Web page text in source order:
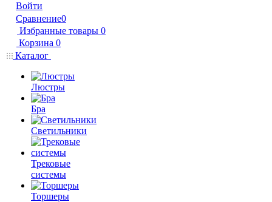
Войти
Сравнение0
Избранные товары 0
Корзина 0
Каталог
Люстры
Бра
Светильники
Трековые
системы
Торшеры